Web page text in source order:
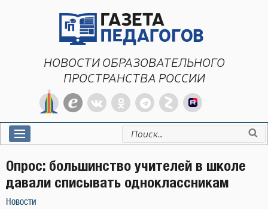
НОВОСТИ ОБРАЗОВАТЕЛЬНОГО
ПРОСТРАНСТВА РОССИИ
Искать:
Опрос: большинство учителей в школе
давали списывать одноклассникам
Новости